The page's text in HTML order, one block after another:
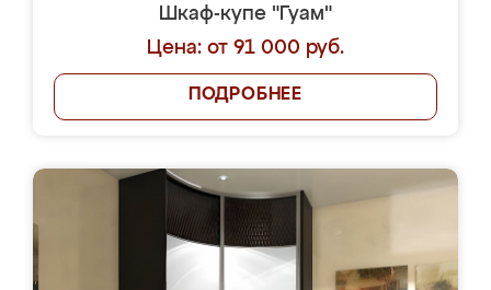
Шкаф-купе "Гуам"
Цена: от 91 000 руб.
ПОДРОБНЕЕ